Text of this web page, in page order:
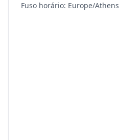
Fuso horário: Europe/Athens